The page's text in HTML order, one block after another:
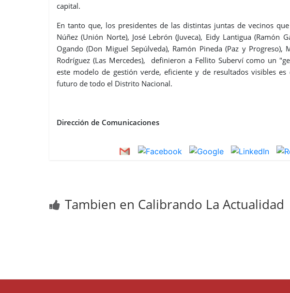
capital.
En tanto que, los presidentes de las distintas juntas de vecinos
Núñez (Unión Norte), José Lebrón (Juveca), Eidy Lantigua (Ramón
Ogando (Don Miguel Sepúlveda), Ramón Pineda (Paz y Progreso),
Rodríguez (Las Mercedes), definieron a Fellito Suberví como un
este modelo de gestión verde, eficiente y de resultados visibles
futuro de todo el Distrito Nacional.
Dirección de Comunicaciones
Tambien en Calibrando La Actualidad